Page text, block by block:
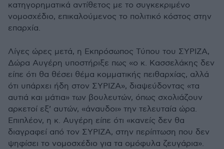
κατηγορηματικά αντίθετος με το συγκεκριμένο
νομοσχέδιο, επικαλούμενος το πολιτικό κόστος στην
επαρχία.
Λίγες ώρες μετά, η Εκπρόσωπος Τύπου του ΣΥΡΙΖΑ,
Δώρα Αυγέρη υποστήριξε πως «ο κ. Κασσελάκης δεν
είπε ότι θα θέσει θέμα κομματικής πειθαρχίας, αλλά
ότι υπάρχει ήδη στον ΣΥΡΙΖΑ», διαψεύδοντας «τα
αυτιά και μάτια» των βουλευτών, όπως σχολιάζουν
αρκετοί εξ’ αυτών, «άναυδοι» την τελευταία ώρα.
Επιπλέον, η κ. Αυγέρη είπε ότι «κανείς δεν θα
διαγραφεί από τον ΣΥΡΙΖΑ, στην περίπτωση που δεν
ψηφίσει το νομοσχέδιο για τα ομόφυλα ζευγάρια».